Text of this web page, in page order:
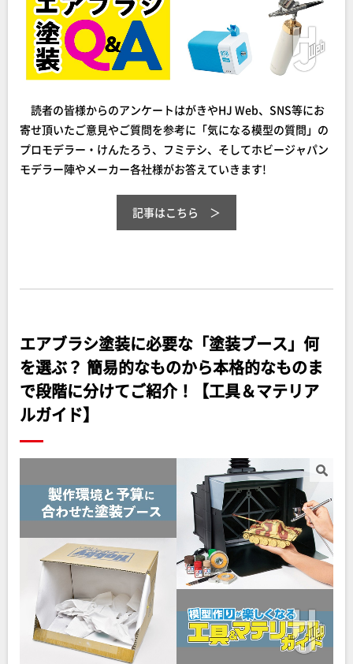
読者の皆様からのアンケートはがきやHJ Web、SNS等にお
寄せ頂いたご意見やご質問を参考に「気になる模型の質問」の
プロモデラー・けんたろう、フミテシ、そしてホビージャパン
モデラー陣やメーカー各社様がお答えていきます!
記事はこちら
エアブラシ塗装に必要な「塗装ブース」何
を選ぶ？ 簡易的なものから本格的なものま
で段階に分けてご紹介！【工具＆マテリア
ルガイド】